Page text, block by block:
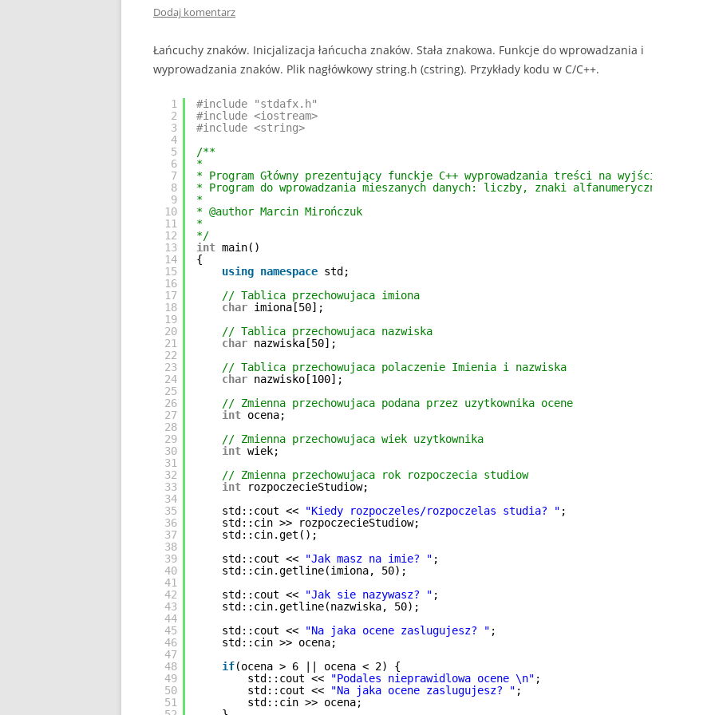
Dodaj komentarz
Łańcuchy znaków. Inicjalizacja łańcucha znaków. Stała znakowa. Funkcje do wprowadzania i
wyprowadzania znaków. Plik nagłówkowy string.h (cstring). Przykłady kodu w C/C++.
1
2
3
4
5
6
7
8
9
10
11
12
13
14
15
16
17
18
19
20
21
22
23
24
25
26
27
28
29
30
31
32
33
34
35
36
37
38
39
40
41
42
43
44
45
46
47
48
49
50
51
#include "stdafx.h"
#include <iostream>
#include <string>
/**
*
* Program Główny prezentujący funckje C++ wyprowadzania treści na wyjście
* Program do wprowadzania mieszanych danych: liczby, znaki alfanumeryczne,
*
* @author Marcin Mirończuk
*
*/
int main()
{
using namespace std;
// Tablica przechowujaca imiona
char imiona[50];
// Tablica przechowujaca nazwiska
char nazwiska[50];
// Tablica przechowujaca polaczenie Imienia i nazwiska
char nazwisko[100];
// Zmienna przechowujaca podana przez uzytkownika ocene
int ocena;
// Zmienna przechowujaca wiek uzytkownika
int wiek;
// Zmienna przechowujaca rok rozpoczecia studiow
int
rozpoczecieStudiow;
std::cout <<
"Kiedy rozpoczeles/rozpoczelas studia? " ;
std::cin >> rozpoczecieStudiow;
std::cin.get();
std::cout <<
"Jak masz na imie? " ;
std::cin.getline(imiona, 50);
std::cout <<
"Jak sie nazywasz? " ;
std::cin.getline(nazwiska, 50);
std::cout <<
"Na jaka ocene zaslugujesz? " ;
std::cin >> ocena;
if(ocena > 6 || ocena < 2) {
std::cout <<
"Podales nieprawidlowa ocene \n" ;
std::cout <<
"Na jaka ocene zaslugujesz? " ;
std::cin >> ocena;